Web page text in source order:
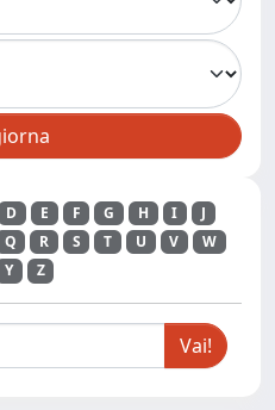
D E F G H I
J
Q R S T U V
W
Y Z